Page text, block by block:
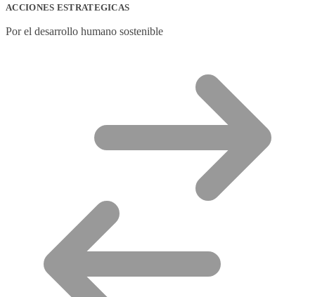
ACCIONES ESTRATEGICAS
Por el desarrollo humano sostenible